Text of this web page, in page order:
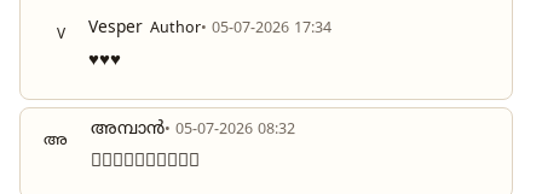
V Vesper Author• 05-07-2026 17:34
♥️♥️♥️
അ അമ്പാൻ• 05-07-2026 08:32
❤️‍🔥❤️‍🔥❤️‍🔥❤️‍🔥❤️‍🔥